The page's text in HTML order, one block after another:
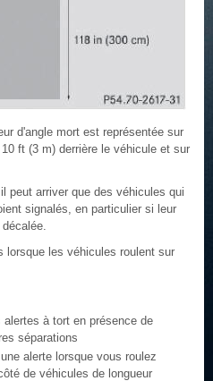
d'angle mort est représentée sur
ft (3 m) derrière le véhicule et sur
peut arriver que des véhicules qui
signalés, en particulier si leur
lorsque les véhicules roulent sur
à tort en présence de
séparations
alerte lorsque vous roulez
de véhicules de longueur